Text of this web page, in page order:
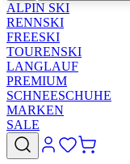
ALPIN SKI
RENNSKI
FREESKI
TOURENSKI
LANGLAUF
PREMIUM
SCHNEESCHUHE
MARKEN
SALE